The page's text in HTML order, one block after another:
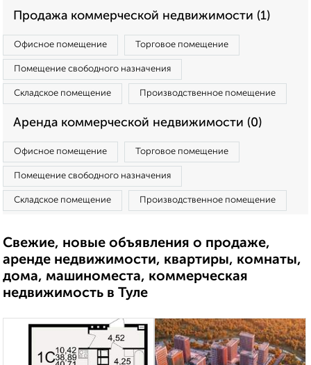
Продажа коммерческой недвижимости (1)
Офисное помещение Торговое помещение
Помещение свободного назначения
Складское помещение Производственное помещение
Аренда коммерческой недвижимости (0)
Офисное помещение Торговое помещение
Помещение свободного назначения
Складское помещение Производственное помещение
Свежие, новые объявления о продаже,
аренде недвижимости, квартиры, комнаты,
дома, машиноместа, коммерческая
недвижимость в Туле